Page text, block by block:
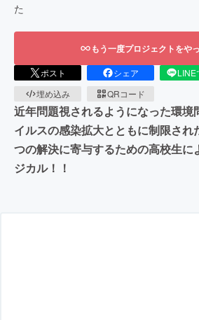
た
もう一度プロジェクトをや
ポスト シェア LINE
埋め込み
QRコード
近年問題視されるようになった環境
イルスの感染拡大とともに制限され
つの解決に寄与するための高校生に
ジカル！！